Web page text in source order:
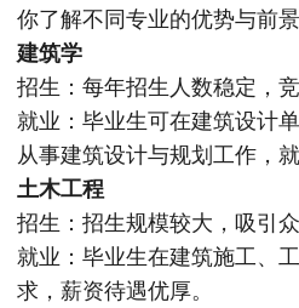
你了解不同专业的优势与前景
建筑学
招生：每年招生人数稳定，竞
就业：毕业生可在建筑设计
从事建筑设计与规划工作，
土木工程
招生：招生规模较大，吸引
就业：毕业生在建筑施工、
求，薪资待遇优厚。